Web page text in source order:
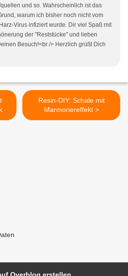
und so. Wahrscheinlich ist das
warum ich bisher noch nicht vom
Virus infiziert wurde. Dir viel Spaß mit
der "Reststücke" und lieben
Besuch!<br /> Herzlich grüßt Dich
Resin-DIY: Schale mit
Marmoriereffekt >